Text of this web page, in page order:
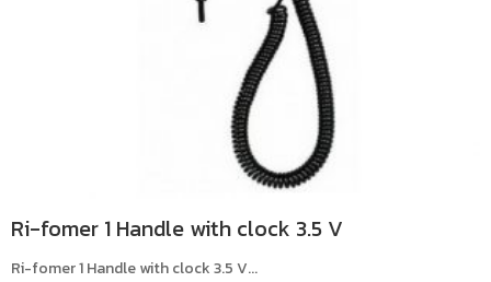
Ri-fomer 1 Handle with clock 3.5 V
Ri-fomer 1 Handle with clock 3.5 V...